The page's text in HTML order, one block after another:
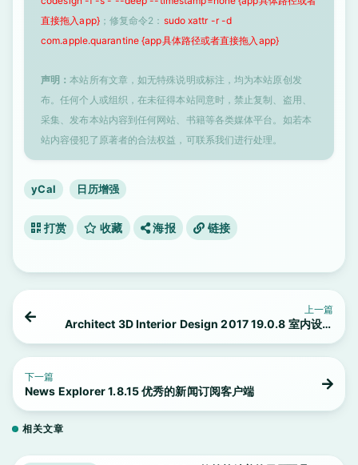
直接拖入app}；修复命令2： sudo xattr -r -d
com.apple.quarantine {app具体路径或者直接拖入app}
声明：本站所有文章，如无特殊说明或标注，均为本站原创发
布。任何个人或组织，在未征得本站同意时，禁止复制、盗用、
采集、发布本站内容到任何网站、书籍等各类媒体平台。如若本
站内容侵犯了原著者的合法权益，可联系我们进行处理。
yCal 日历增强
打赏 收藏 海报 链接
上一篇
Architect 3D Interior Design 2017 19.0.8 室内设计
下一篇
News Explorer 1.8.15 优秀的新闻订阅客户端
相关文章